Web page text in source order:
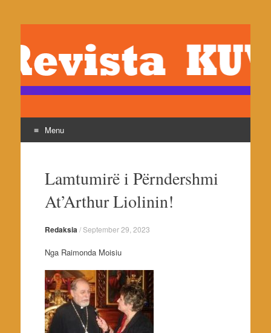
revistakuvendi.org
Revista Kuvendi- Reviste e shoqates Kuvendi, botues
Pjeter Jaku
Menu
contentLamtumirë i Përndershmi
At’Arthur Liolinin!
Redaksia /September 29, 2023
Nga Raimonda Moisiu